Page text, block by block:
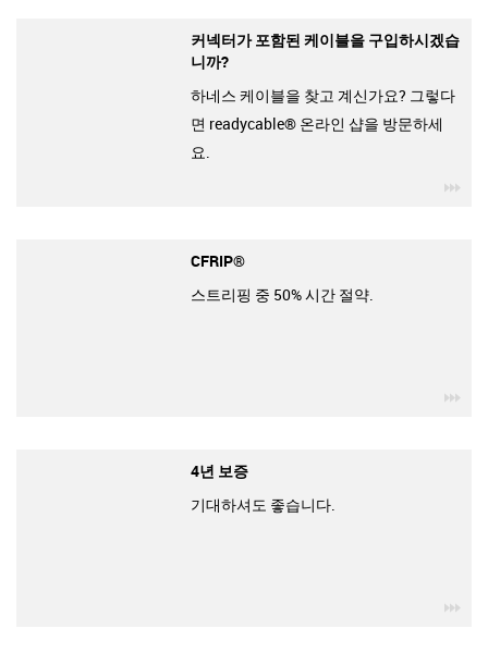
커넥터가 포함된 케이블을 구입하시겠습
니까?
하네스 케이블을 찾고 계신가요? 그렇다
면 readycable® 온라인 샵을 방문하세
요.
CFRIP®
스트리핑 중 50% 시간 절약.
4년 보증
기대하셔도 좋습니다.